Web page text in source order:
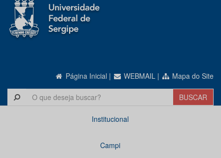
Página Inicial | WEBMAIL | Mapa do Site
Institucional
Campi